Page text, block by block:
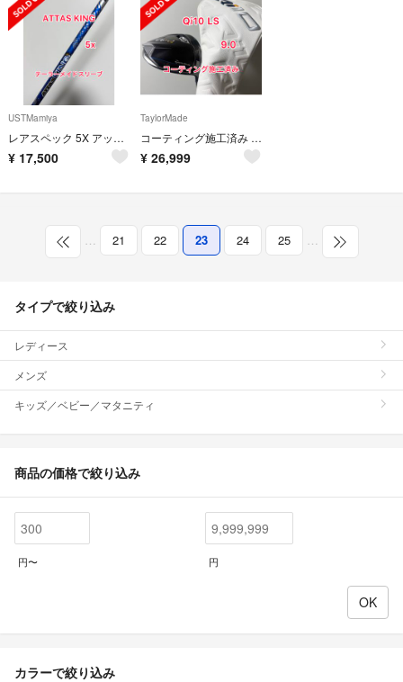
USTMamiya
レアスペック 5X アッタスキング(ATTAS KING)テーラーメイドスリーブ
¥ 17,500
TaylorMade
コーティング施工済み Qi10 LS ドライバー 純正ヘッドカバー付き
¥ 26,999
… 21 22 23 24 25 …
タイプで絞り込み
レディース
メンズ
キッズ／ベビー／マタニティ
商品の価格で絞り込み
円〜 円
カラーで絞り込み